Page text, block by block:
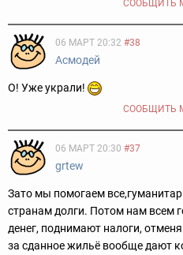
СООБЩИТЬ
06 МАРТ 20:32 #38
Асмодей
О! Уже украли!
СООБЩИТЬ
06 МАРТ 20:30 #37
grtew
Зато мы помогаем
странам долги. Потом нам всем
денег, поднимают налоги,
за сданное жильё вообще дают